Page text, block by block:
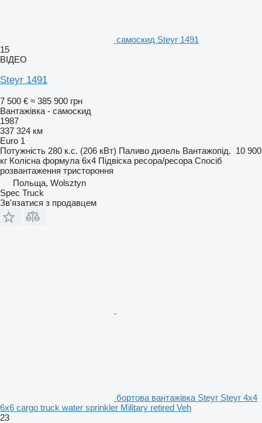
самоскид Steyr 1491
15
ВІДЕО
Steyr 1491
7 500 € ≈ 385 900 грн
Вантажівка - самоскид
1987
337 324 км
Euro 1
Потужність 280 к.с. (206 кВт) Паливо дизель Вантажопід. 10 900
кг Колісна формула 6x4 Підвіска ресора/ресора Спосіб
розвантаження тристороння
Польща, Wolsztyn
Spec Truck
Зв'язатися з продавцем
бортова вантажівка Steyr Steyr 4x4
6x6 cargo truck water sprinkler Military retired Veh
23